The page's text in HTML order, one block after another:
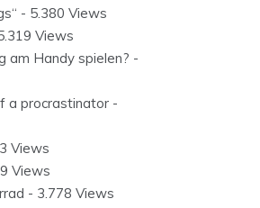
- 5.380 Views
Views
am Handy spielen? -
a procrastinator -
Views
Views
- 3.778 Views